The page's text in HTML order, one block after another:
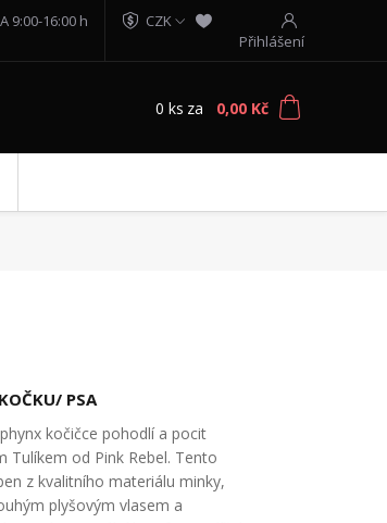
CZK
Přihlášení
9:00-16:00 h
0 ks za 0,00 Kč
PSA
kočičce pohodlí a pocit
Tulíkem od Pink Rebel. Tento
z kvalitního materiálu minky,
plyšovým vlasem a